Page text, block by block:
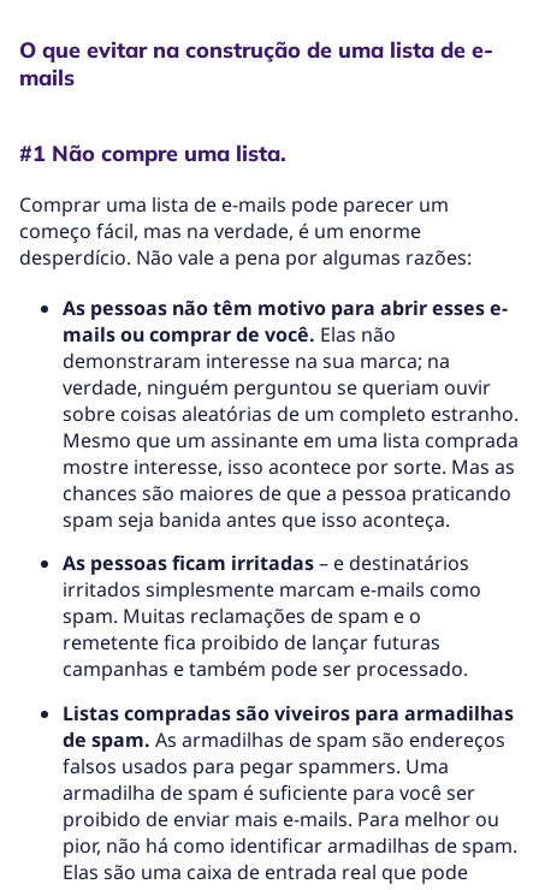
O que evitar na construção de uma lista de e-
mails
#1 Não compre uma lista.
Comprar uma lista de e-mails pode parecer um
começo fácil, mas na verdade, é um enorme
desperdício. Não vale a pena por algumas razões:
As pessoas não têm motivo para abrir esses e-
mails ou comprar de você. Elas não
demonstraram interesse na sua marca; na
verdade, ninguém perguntou se queriam ouvir
sobre coisas aleatórias de um completo estranho.
Mesmo que um assinante em uma lista comprada
mostre interesse, isso acontece por sorte. Mas as
chances são maiores de que a pessoa praticando
spam seja banida antes que isso aconteça.
As pessoas ficam irritadas– e destinatários
irritados simplesmente marcam e-mails como
spam. Muitas reclamações de spam e o
remetente fica proibido de lançar futuras
campanhas e também pode ser processado.
Listas compradas são viveiros para armadilhas
de spam. As armadilhas de spam são endereços
falsos usados para pegar spammers. Uma
armadilha de spam é suficiente para você ser
proibido de enviar mais e-mails. Para melhor ou
pior, não há como identificar armadilhas de spam.
Elas são uma caixa de entrada real que pode